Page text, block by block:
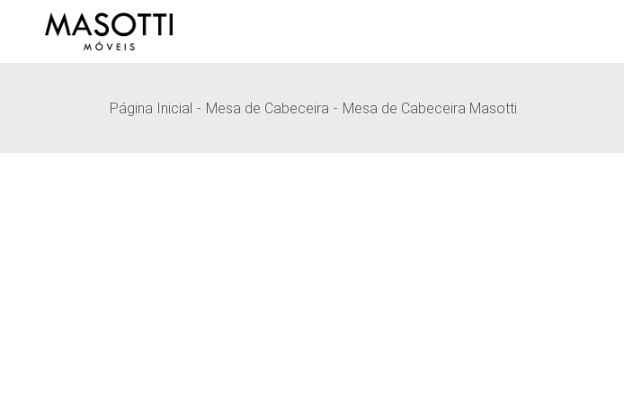
Página Inicial Mesa de Cabeceira Mesa de Cabeceira Masotti